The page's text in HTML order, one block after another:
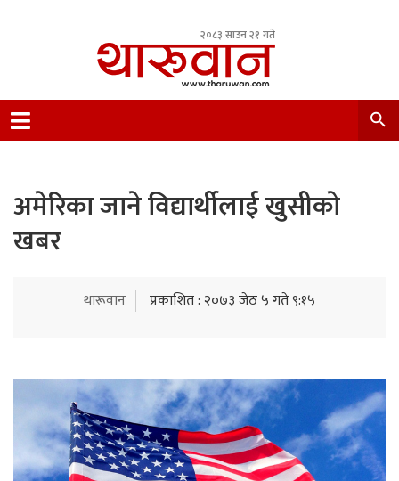
२०८३ साउन २१ गते
Nepal.
अमेरिका जाने विद्यार्थीलाई खुसीकाे
खबर
थारूवान प्रकाशित : २०७३ जेठ ५ गते ९:१५